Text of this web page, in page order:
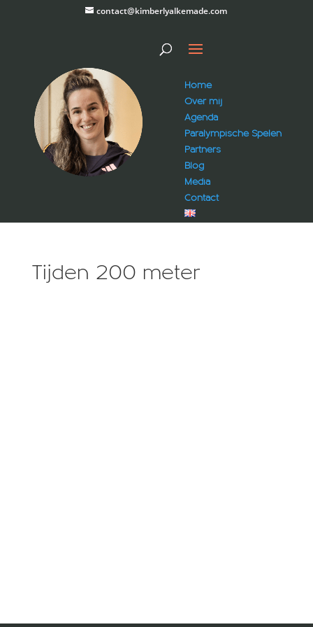
contact@kimberlyalkemade.com
Home
Over mij
Agenda
Paralympische Spelen
Partners
Blog
Media
Contact
Tijden 200 meter